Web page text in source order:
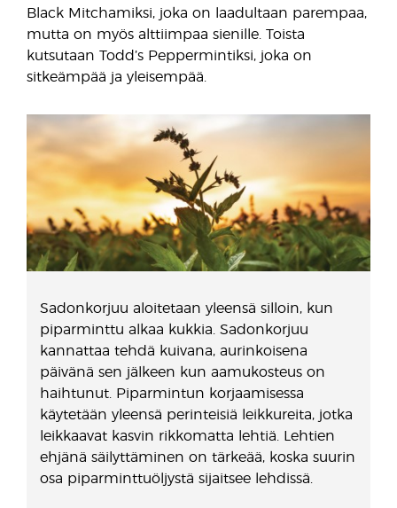
Black Mitchamiksi, joka on laadultaan parempaa,
mutta on myös alttiimpaa sienille. Toista
kutsutaan Todd’s Peppermintiksi, joka on
sitkeämpää ja yleisempää.
Sadonkorjuu aloitetaan yleensä silloin, kun
piparminttu alkaa kukkia. Sadonkorjuu
kannattaa tehdä kuivana, aurinkoisena
päivänä sen jälkeen kun aamukosteus on
haihtunut. Piparmintun korjaamisessa
käytetään yleensä perinteisiä leikkureita, jotka
leikkaavat kasvin rikkomatta lehtiä. Lehtien
ehjänä säilyttäminen on tärkeää, koska suurin
osa piparminttuöljystä sijaitsee lehdissä.